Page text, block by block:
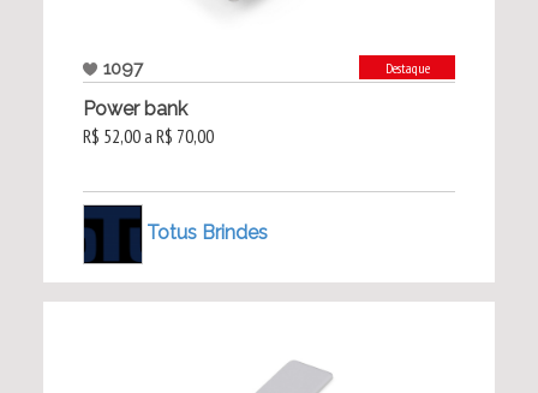
1097 Destaque
Power bank
R$ 52,00 a R$ 70,00
Totus Brindes